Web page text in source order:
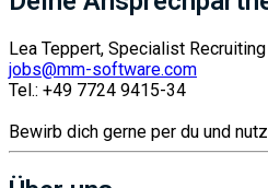
Lea Teppert, Specialist
jobs@mm-software.com
Tel.: +49 7724 9415-34
Bewirb dich gerne per du und